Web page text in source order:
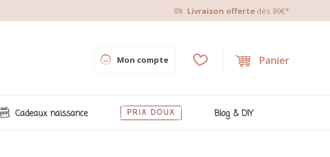
Livraison offerte dès 89€*
Panier
Mon compte
Cadeaux naissance PRIX DOUX Blog & DIY